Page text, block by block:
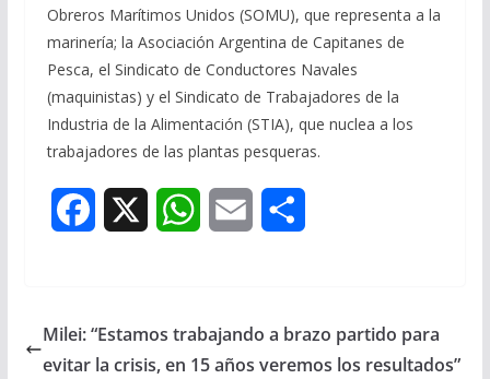
Obreros Marítimos Unidos (SOMU), que representa a la
marinería; la Asociación Argentina de Capitanes de
Pesca, el Sindicato de Conductores Navales
(maquinistas) y el Sindicato de Trabajadores de la
Industria de la Alimentación (STIA), que nuclea a los
trabajadores de las plantas pesqueras.
e
W
t
i
r
Milei: “Estamos trabajando a brazo partido para
evitar la crisis, en 15 años veremos los resultados”